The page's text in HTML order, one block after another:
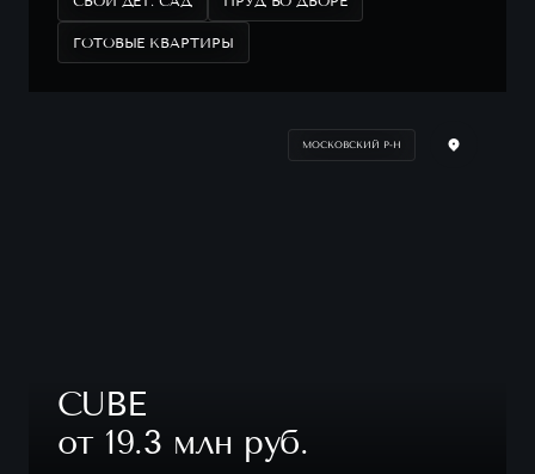
ГОТОВЫЕ КВАРТИРЫ
МОСКОВСКИЙ Р-Н
CUBE
от 19.3 млн руб.